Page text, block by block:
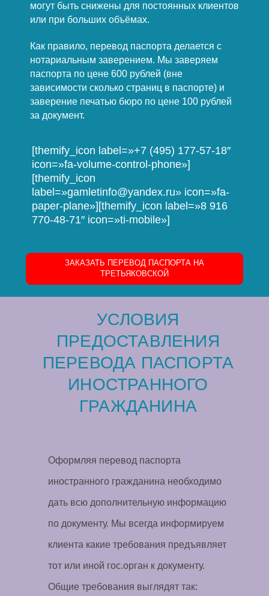
могут быть снижены для постоянных клиентов
или при больших объёмах.
Как правило, перевод паспорта делается с
нотариальным заверением. Мы заверяем
паспорта по цене 600 рублей (вне
зависимости сколько страниц в паспорте) и
заверение печатью бюро по цене 100 рублей
за документ.
[themify_icon label=»+7 (495) 177-57-18″
icon=»fa-volume-control-phone»]
[themify_icon
label=»gamletinfo@yandex.ru» icon=»fa-
paper-plane»][themify_icon label=»8 916
770-48-71″ icon=»ti-mobile»]
ЗАКАЗАТЬ ПЕРЕВОД ПАСПОРТА НА
ТРЕТЬЯКОВСКОЙ
УСЛОВИЯ
ПРЕДОСТАВЛЕНИЯ
ПЕРЕВОДА ПАСПОРТА
ИНОСТРАННОГО
ГРАЖДАНИНА
Оформляя перевод паспорта
иностранного гражданина необходимо
дать всю дополнительную информацию
по документу. Мы всегда информируем
клиента какие требования предъявляет
тот или иной гос.орган к документу.
Общие требования выглядят так: